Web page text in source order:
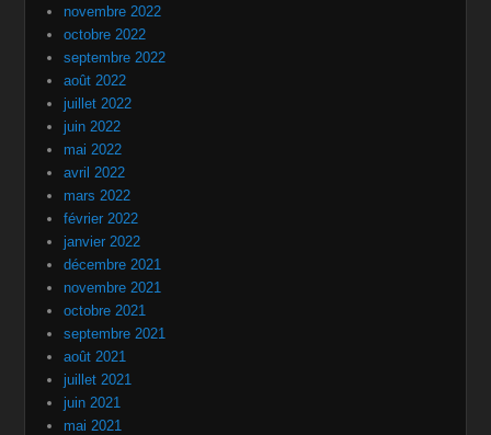
novembre 2022
octobre 2022
septembre 2022
août 2022
juillet 2022
juin 2022
mai 2022
avril 2022
mars 2022
février 2022
janvier 2022
décembre 2021
novembre 2021
octobre 2021
septembre 2021
août 2021
juillet 2021
juin 2021
mai 2021